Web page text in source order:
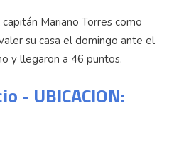
Mariano Torres como
su casa el domingo ante el
y llegaron a 46 puntos.
- UBICACION: